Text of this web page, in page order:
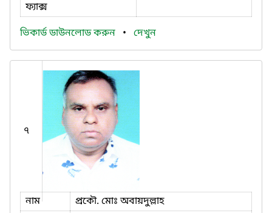
ফ্যাক্স
ভিকার্ড ডাউনলোড করুন • দেখুন
৭
নাম
প্রকৌ. মোঃ অবায়দুল্লাহ